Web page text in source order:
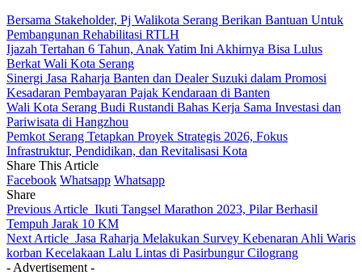
Bersama Stakeholder, Pj Walikota Serang Berikan Bantuan Untuk
Pembangunan Rehabilitasi RTLH
Ijazah Tertahan 6 Tahun, Anak Yatim Ini Akhirnya Bisa Lulus
Berkat Wali Kota Serang
Sinergi Jasa Raharja Banten dan Dealer Suzuki dalam Promosi
Kesadaran Pembayaran Pajak Kendaraan di Banten
Wali Kota Serang Budi Rustandi Bahas Kerja Sama Investasi dan
Pariwisata di Hangzhou
Pemkot Serang Tetapkan Proyek Strategis 2026, Fokus
Infrastruktur, Pendidikan, dan Revitalisasi Kota
Share This Article
Facebook Whatsapp Whatsapp
Share
Previous Article Ikuti Tangsel Marathon 2023, Pilar Berhasil
Tempuh Jarak 10 KM
Next Article Jasa Raharja Melakukan Survey Kebenaran Ahli Waris
korban Kecelakaan Lalu Lintas di Pasirbungur Cilograng
- Advertisement -